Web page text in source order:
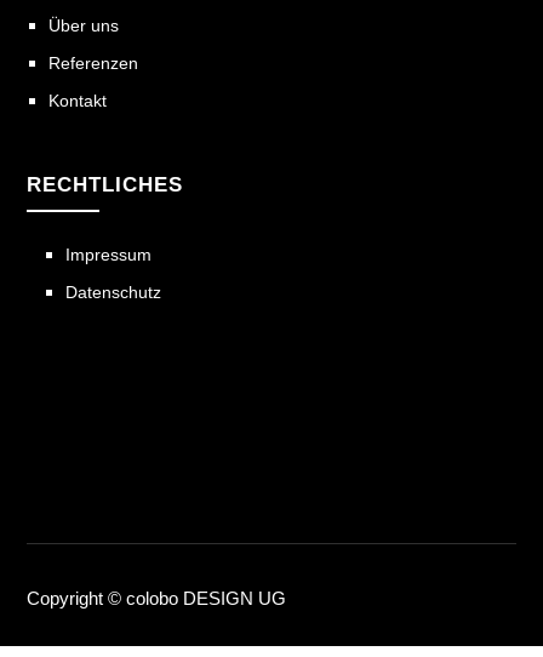
Über uns
Referenzen
Kontakt
RECHTLICHES
Impressum
Datenschutz
Copyright © colobo DESIGN UG